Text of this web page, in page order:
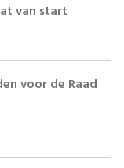
van start
voor de Raad